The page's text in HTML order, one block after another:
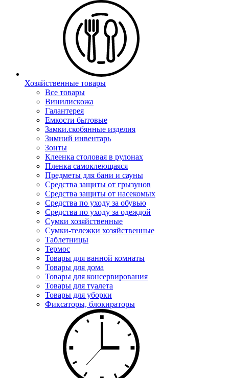
Хозяйственные товары
Все товары
Винилискожа
Галантерея
Емкости бытовые
Замки.скобянные изделия
Зимний инвентарь
Зонты
Клеенка столовая в рулонах
Пленка самоклеющаяся
Предметы для бани и сауны
Средства защиты от грызунов
Средства защиты от насекомых
Средства по уходу за обувью
Средства по уходу за одеждой
Сумки хозяйственные
Сумки-тележки хозяйственные
Таблетницы
Термос
Товары для ванной комнаты
Товары для дома
Товары для консервирования
Товары для туалета
Товары для уборки
Фиксаторы, блокираторы